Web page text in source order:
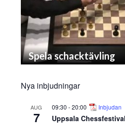
Spela schacktävling
Nya inbjudningar
AUG
7
09:30 -20:00 Inbjudan
Uppsala